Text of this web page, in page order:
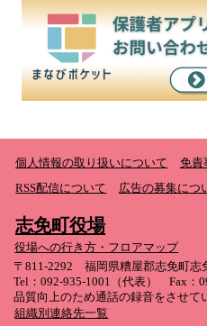
個人情報の取り扱いについて 免責
RSS配信について
広告の募集につ
志免町役場
役場への行き方・フロアマップ
〒811-2292 福岡県糟屋郡志免町志
Tel：092-935-1001（代表） Fax：
品質向上のため通話の録音をさせて
組織別連絡先一覧